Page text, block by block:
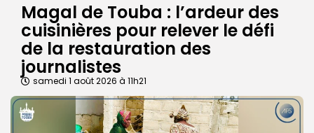
Magal de Touba : l’ardeur des
cuisinières pour relever le défi
de la restauration des
journalistes
samedi 1 août 2026 à 11h21